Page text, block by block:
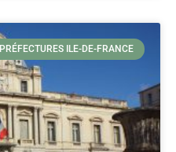
PRÉFECTURES ILE-DE-FRANCE